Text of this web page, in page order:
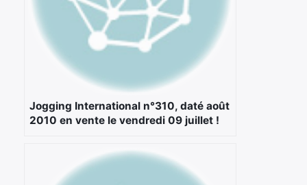
Jogging International n°310, daté août
2010 en vente le vendredi 09 juillet !